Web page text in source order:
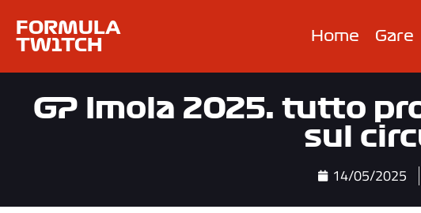
FORMULA
TW1TCH
Home Gare
GP Imola 2025: tutto
sul
14/05/2025